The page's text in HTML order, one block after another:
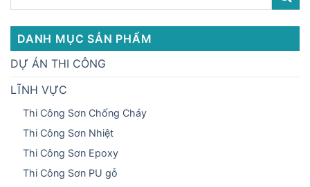
DANH MỤC SẢN PHẨM
DỰ ÁN THI CÔNG
LĨNH VỰC
Thi Công Sơn Chống Cháy
Thi Công Sơn Nhiệt
Thi Công Sơn Epoxy
Thi Công Sơn PU gỗ